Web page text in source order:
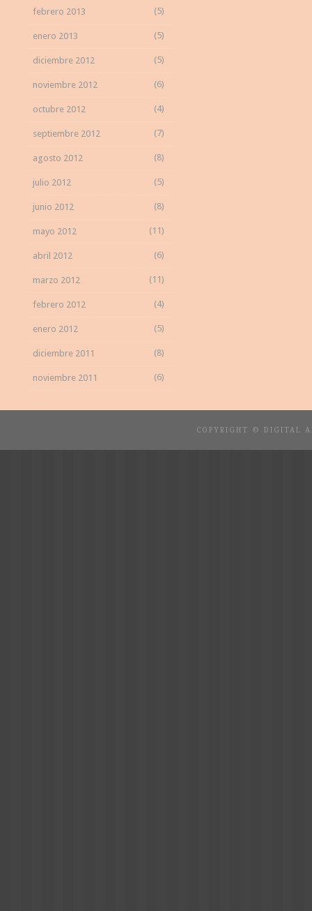
febrero 2013 (5)
enero 2013 (5)
diciembre 2012 (5)
noviembre 2012 (6)
octubre 2012 (4)
septiembre 2012 (7)
agosto 2012 (8)
julio 2012 (5)
junio 2012 (8)
mayo 2012 (11)
abril 2012 (6)
marzo 2012 (11)
febrero 2012 (4)
enero 2012 (5)
diciembre 2011 (8)
noviembre 2011 (6)
COPYRIGHT © DIGITAL